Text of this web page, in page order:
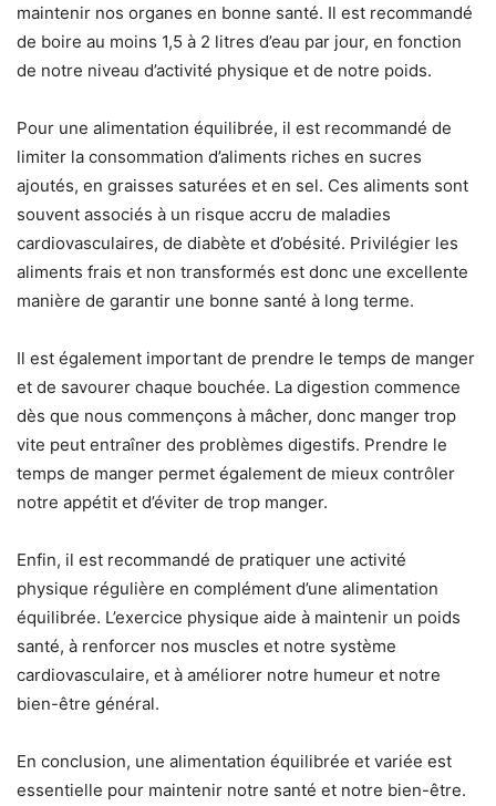
maintenir nos organes en bonne santé. Il est recommandé
de boire au moins 1,5 à 2 litres d’eau par jour, en fonction
de notre niveau d’activité physique et de notre poids.
Pour une alimentation équilibrée, il est recommandé de
limiter la consommation d’aliments riches en sucres
ajoutés, en graisses saturées et en sel. Ces aliments sont
souvent associés à un risque accru de maladies
cardiovasculaires, de diabète et d’obésité. Privilégier les
aliments frais et non transformés est donc une excellente
manière de garantir une bonne santé à long terme.
Il est également important de prendre le temps de manger
et de savourer chaque bouchée. La digestion commence
dès que nous commençons à mâcher, donc manger trop
vite peut entraîner des problèmes digestifs. Prendre le
temps de manger permet également de mieux contrôler
notre appétit et d’éviter de trop manger.
Enfin, il est recommandé de pratiquer une activité
physique régulière en complément d’une alimentation
équilibrée. L’exercice physique aide à maintenir un poids
santé, à renforcer nos muscles et notre système
cardiovasculaire, et à améliorer notre humeur et notre
bien-être général.
En conclusion, une alimentation équilibrée et variée est
essentielle pour maintenir notre santé et notre bien-être.